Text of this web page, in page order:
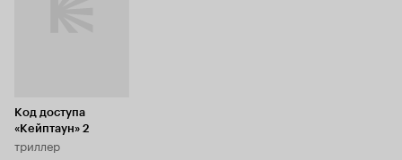
Код доступа
«Кейптаун» 2
триллер